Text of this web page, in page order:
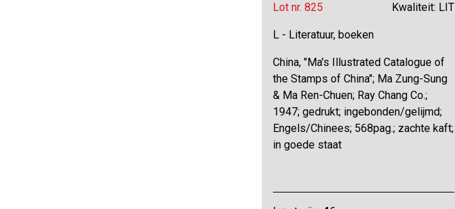
Lot nr. 825 Kwaliteit: LIT
L - Literatuur, boeken
China, "Ma's Illustrated Catalogue of
the Stamps of China"; Ma Zung-Sung
& Ma Ren-Chuen; Ray Chang Co.;
1947; gedrukt; ingebonden/gelijmd;
Engels/Chinees; 568pag.; zachte kaft;
in goede staat